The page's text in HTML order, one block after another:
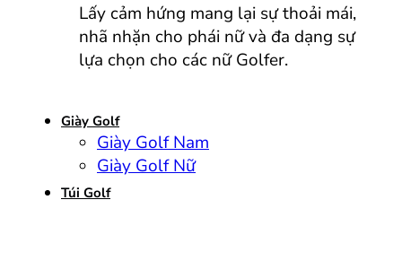
Lấy cảm hứng mang lại sự thoải mái,
nhã nhặn cho phái nữ và đa dạng sự
lựa chọn cho các nữ Golfer.
Giày Golf
Giày Golf Nam
Giày Golf Nữ
Túi Golf